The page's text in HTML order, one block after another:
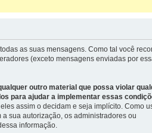
as suas mensagens. Como tal você
(exceto mensagens enviadas por
outro material que possa violar
para ajudar a implementar essas
assim o decidam e seja implícito. Como
sua autorização, os administradores ou
informação.